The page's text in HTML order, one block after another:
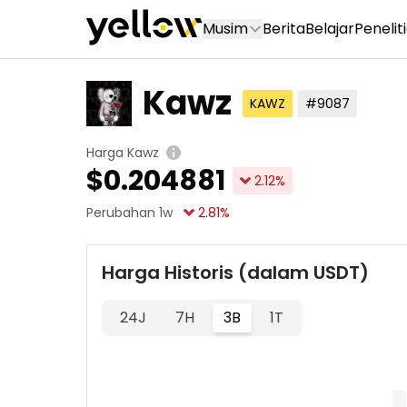
Musim BeritaBelajar
Kawz KAWZ #9087
Harga Kawz
$0.204881 2.12%
Perubahan 1w
2.81%
Harga Historis (dalam USDT)
24J 7H 3B 1T